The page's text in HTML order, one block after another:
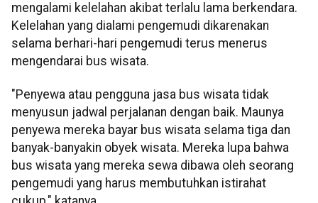
mengalami kelelahan akibat terlalu lama berkendara.
Kelelahan yang dialami pengemudi dikarenakan
selama berhari-hari pengemudi terus menerus
mengendarai bus wisata.
"Penyewa atau pengguna jasa bus wisata tidak
menyusun jadwal perjalanan dengan baik. Maunya
penyewa mereka bayar bus wisata selama tiga dan
banyak-banyakin obyek wisata. Mereka lupa bahwa
bus wisata yang mereka sewa dibawa oleh seorang
pengemudi yang harus membutuhkan istirahat